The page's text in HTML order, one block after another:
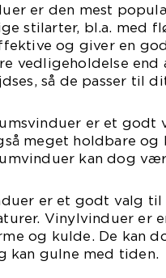
er den mest
stilarter, bl.a. med
og giver en
vedligeholdelse end
så de passer til
er et godt
meget holdbare
kan dog
er et godt valg til
Vinylvinduer er
og kulde. De kan
kan gulne med tiden.